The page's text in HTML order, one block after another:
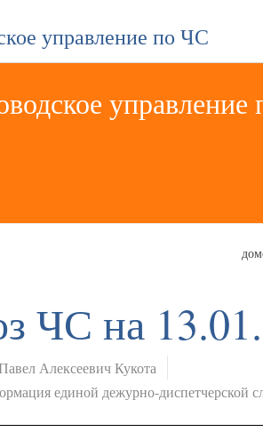
управление по ЧС
ЧС на
Алексеевич Кукота
единой дежурно-